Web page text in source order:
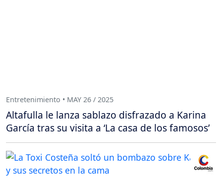
Entretenimiento • MAY 26 / 2025
Altafulla le lanza sablazo disfrazado a Karina
García tras su visita a ‘La casa de los famosos’